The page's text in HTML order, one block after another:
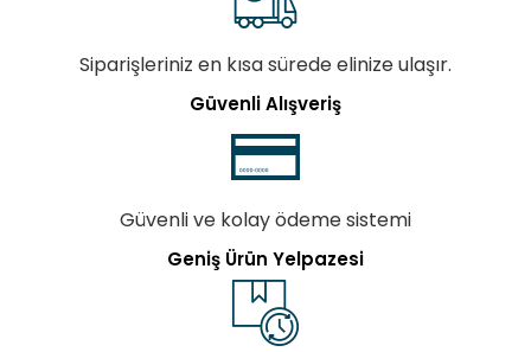
Siparişleriniz en kısa sürede elinize ulaşır.
Güvenli Alışveriş
Güvenli ve kolay ödeme sistemi
Geniş Ürün Yelpazesi